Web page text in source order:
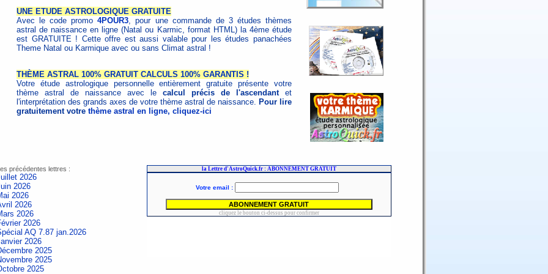
UNE ETUDE ASTROLOGIQUE GRATUITE
Avec le code promo4POUR3, pour une commande de 3 études thèmes
astral de naissance en ligne (Natal ou Karmic, format HTML) la 4ème étude
est GRATUITE ! Cette offre est aussi valable pour les études panachées
Theme Natal ou Karmique avec ou sans Climat astral !
THÈME ASTRAL 100% GRATUIT CALCULS 100% GARANTIS !
Votre étude astrologique personnelle entièrement gratuite présente votre
thème astral de naissance avec le calcul précis de l'ascendantet
l'interprétation des grands axes de votre thème astral de naissance. Pour lire
gratuitement votre thème astral en ligne, cliquez-ici
précédentes lettres :
2026
2026
2026
2026
2026
2026
AQ 7.87 jan.2026
2026
2025
2025
2025